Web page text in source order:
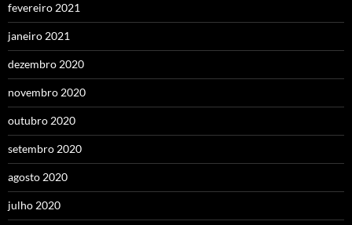
fevereiro 2021
janeiro 2021
dezembro 2020
novembro 2020
outubro 2020
setembro 2020
agosto 2020
julho 2020